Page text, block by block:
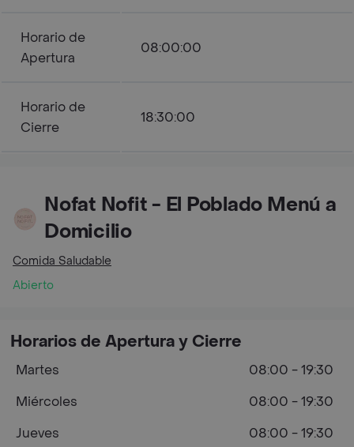
Horario de
Apertura
08:00:00
Horario de
Cierre
18:30:00
Nofat Nofit - El Poblado Menú a
Domicilio
Comida Saludable
Abierto
Horarios de Apertura y Cierre
Martes
08:00 - 19:30
Miércoles
08:00 - 19:30
Jueves
08:00 - 19:30